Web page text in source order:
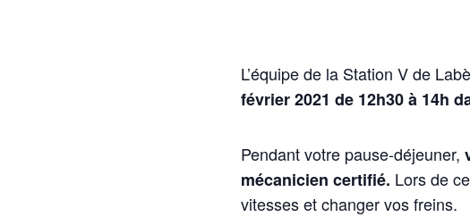
L’équipe de la Station V de
février 2021 de 12h30 à 14h
Pendant votre pause-déjeuner,
mécanicien certifié. Lors de
vitesses et changer vos freins.